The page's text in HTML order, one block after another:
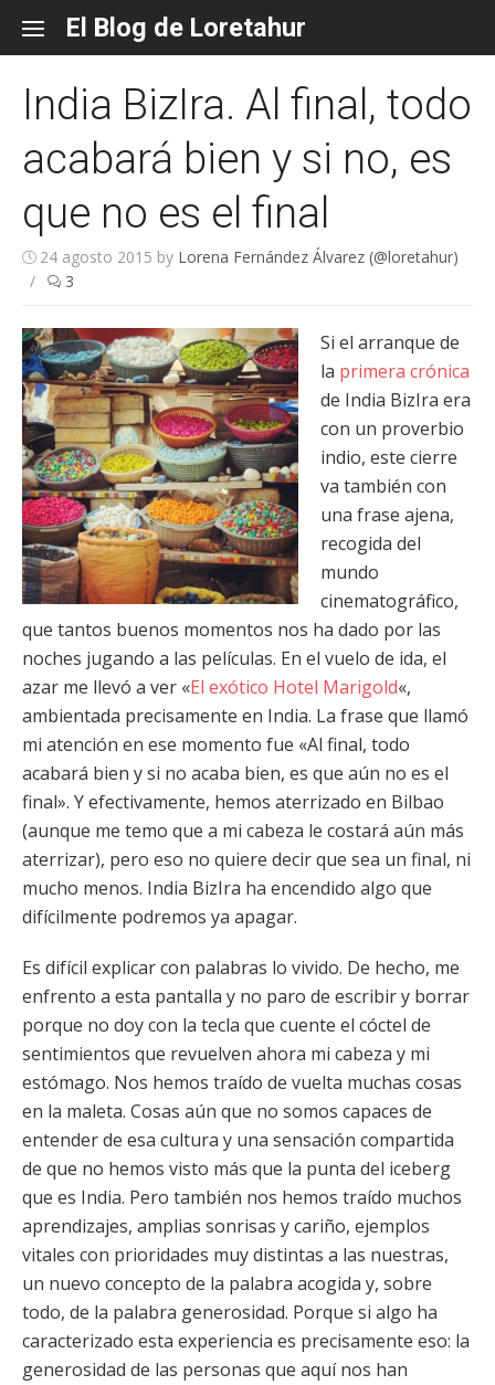
content
El Blog de Loretahur
India BizIra. Al final, todo
acabará bien y si no, es
que no es el final
24 agosto 2015 by Lorena Fernández Álvarez (@loretahur)
/
3
Si el arranque de
la primera crónica
de India BizIra era
con un proverbio
indio, este cierre
va también con
una frase ajena,
recogida del
mundo
cinematográfico,
que tantos buenos momentos nos ha dado por las
noches jugando a las películas. En el vuelo de ida, el
azar me llevó a ver «El exótico Hotel Marigold«,
ambientada precisamente en India. La frase que llamó
mi atención en ese momento fue «Al final, todo
acabará bien y si no acaba bien, es que aún no es el
final». Y efectivamente, hemos aterrizado en Bilbao
(aunque me temo que a mi cabeza le costará aún más
aterrizar), pero eso no quiere decir que sea un final, ni
mucho menos. India BizIra ha encendido algo que
difícilmente podremos ya apagar.
Es difícil explicar con palabras lo vivido. De hecho, me
enfrento a esta pantalla y no paro de escribir y borrar
porque no doy con la tecla que cuente el cóctel de
sentimientos que revuelven ahora mi cabeza y mi
estómago. Nos hemos traído de vuelta muchas cosas
en la maleta. Cosas aún que no somos capaces de
entender de esa cultura y una sensación compartida
de que no hemos visto más que la punta del iceberg
que es India. Pero también nos hemos traído muchos
aprendizajes, amplias sonrisas y cariño, ejemplos
vitales con prioridades muy distintas a las nuestras,
un nuevo concepto de la palabra acogida y, sobre
todo, de la palabra generosidad. Porque si algo ha
caracterizado esta experiencia es precisamente eso: la
generosidad de las personas que aquí nos han